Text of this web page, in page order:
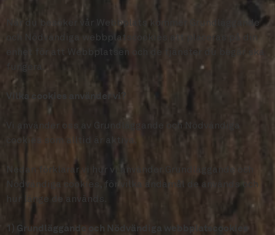
När du besöker vår Webbplats kommer Grundläggande
och Nödvändiga webbplatscookies att placeras på din
enhet för att Webbplatsen och de tjänster du begär ska
fungera.
Vilka cookies använder vi?
Vi använder oss av Grundläggande och Nödvändiga
cookies som alltid är aktiva.
Nedan förklarar vi hur vi använder Grundläggande och
Nödvändiga cookies, för vilka ändamål de används och
hur länge de används.
1) Grundläggande och Nödvändiga webbplatscookies